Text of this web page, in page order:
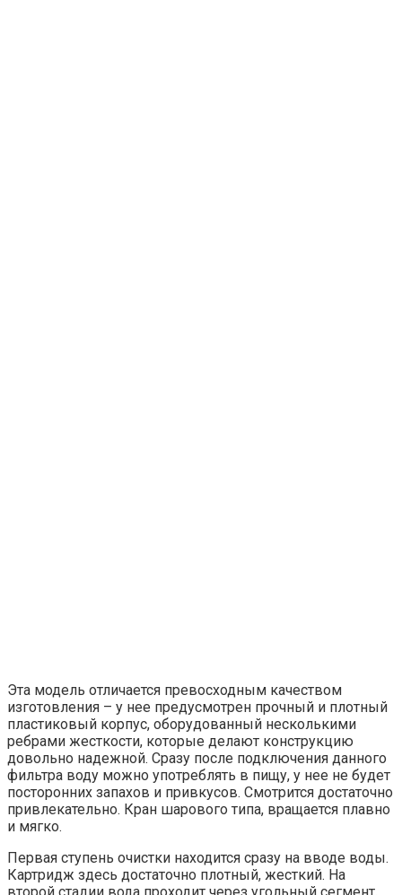
Эта модель отличается превосходным качеством
изготовления – у нее предусмотрен прочный и плотный
пластиковый корпус, оборудованный несколькими
ребрами жесткости, которые делают конструкцию
довольно надежной. Сразу после подключения данного
фильтра воду можно употреблять в пищу, у нее не будет
посторонних запахов и привкусов. Смотрится достаточно
привлекательно. Кран шарового типа, вращается плавно
и мягко.
Первая ступень очистки находится сразу на вводе воды.
Картридж здесь достаточно плотный, жесткий. На